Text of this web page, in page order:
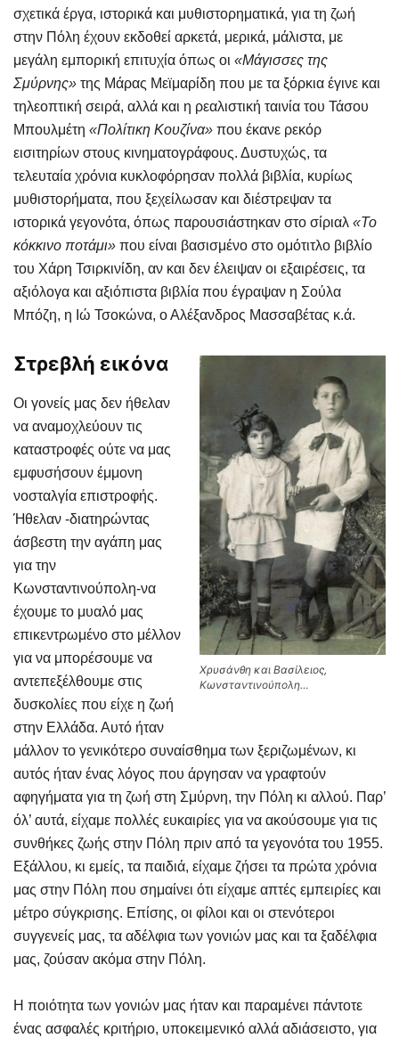
σχετικά έργα, ιστορικά και μυθιστορηματικά, για τη ζωή
στην Πόλη έχουν εκδοθεί αρκετά, μερικά, μάλιστα, με
μεγάλη εμπορική επιτυχία όπως οι «Μάγισσες της
Σμύρνης» της Μάρας Μεϊμαρίδη που με τα ξόρκια έγινε και
τηλεοπτική σειρά, αλλά και η ρεαλιστική ταινία του Τάσου
Μπουλμέτη «Πολίτικη Κουζίνα» που έκανε ρεκόρ
εισιτηρίων στους κινηματογράφους. Δυστυχώς, τα
τελευταία χρόνια κυκλοφόρησαν πολλά βιβλία, κυρίως
μυθιστορήματα, που ξεχείλωσαν και διέστρεψαν τα
ιστορικά γεγονότα, όπως παρουσιάστηκαν στο σίριαλ «Το
κόκκινο ποτάμι» που είναι βασισμένο στο ομότιτλο βιβλίο
του Χάρη Τσιρκινίδη, αν και δεν έλειψαν οι εξαιρέσεις, τα
αξιόλογα και αξιόπιστα βιβλία που έγραψαν η Σούλα
Μπόζη, η Ιώ Τσοκώνα, ο Αλέξανδρος Μασσαβέτας κ.ά.
Χρυσάνθη και Βασίλειος,
Κωνσταντινούπολη…
Στρεβλή εικόνα
Οι γονείς μας δεν ήθελαν
να αναμοχλεύουν τις
καταστροφές ούτε να μας
εμφυσήσουν έμμονη
νοσταλγία επιστροφής.
Ήθελαν -διατηρώντας
άσβεστη την αγάπη μας
για την
Κωνσταντινούπολη-να
έχουμε το μυαλό μας
επικεντρωμένο στο μέλλον
για να μπορέσουμε να
αντεπεξέλθουμε στις
δυσκολίες που είχε η ζωή
στην Ελλάδα. Αυτό ήταν
μάλλον το γενικότερο συναίσθημα των ξεριζωμένων, κι
αυτός ήταν ένας λόγος που άργησαν να γραφτούν
αφηγήματα για τη ζωή στη Σμύρνη, την Πόλη κι αλλού. Παρ’
όλ’ αυτά, είχαμε πολλές ευκαιρίες για να ακούσουμε για τις
συνθήκες ζωής στην Πόλη πριν από τα γεγονότα του 1955.
Εξάλλου, κι εμείς, τα παιδιά, είχαμε ζήσει τα πρώτα χρόνια
μας στην Πόλη που σημαίνει ότι είχαμε απτές εμπειρίες και
μέτρο σύγκρισης. Επίσης, οι φίλοι και οι στενότεροι
συγγενείς μας, τα αδέλφια των γονιών μας και τα ξαδέλφια
μας, ζούσαν ακόμα στην Πόλη.
Η ποιότητα των γονιών μας ήταν και παραμένει πάντοτε
ένας ασφαλές κριτήριο, υποκειμενικό αλλά αδιάσειστο, για